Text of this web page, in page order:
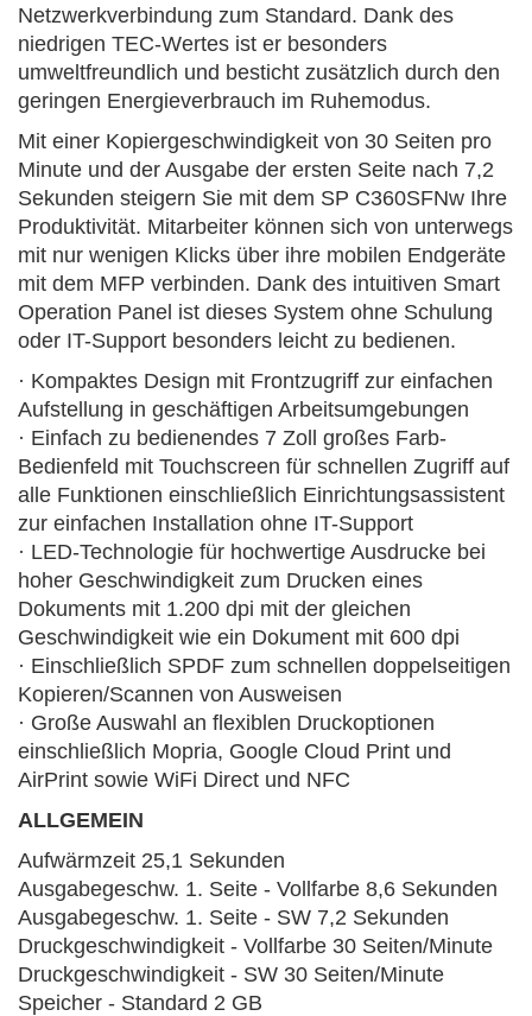
Netzwerkverbindung zum Standard. Dank des
niedrigen TEC-Wertes ist er besonders
umweltfreundlich und besticht zusätzlich durch den
geringen Energieverbrauch im Ruhemodus.
Mit einer Kopiergeschwindigkeit von 30 Seiten pro
Minute und der Ausgabe der ersten Seite nach 7,2
Sekunden steigern Sie mit dem SP C360SFNw Ihre
Produktivität. Mitarbeiter können sich von unterwegs
mit nur wenigen Klicks über ihre mobilen Endgeräte
mit dem MFP verbinden. Dank des intuitiven Smart
Operation Panel ist dieses System ohne Schulung
oder IT-Support besonders leicht zu bedienen.
· Kompaktes Design mit Frontzugriff zur einfachen
Aufstellung in geschäftigen Arbeitsumgebungen
· Einfach zu bedienendes 7 Zoll großes Farb-
Bedienfeld mit Touchscreen für schnellen Zugriff auf
alle Funktionen einschließlich Einrichtungsassistent
zur einfachen Installation ohne IT-Support
· LED-Technologie für hochwertige Ausdrucke bei
hoher Geschwindigkeit zum Drucken eines
Dokuments mit 1.200 dpi mit der gleichen
Geschwindigkeit wie ein Dokument mit 600 dpi
· Einschließlich SPDF zum schnellen doppelseitigen
Kopieren/Scannen von Ausweisen
· Große Auswahl an flexiblen Druckoptionen
einschließlich Mopria, Google Cloud Print und
AirPrint sowie WiFi Direct und NFC
ALLGEMEIN
Aufwärmzeit 25,1 Sekunden
Ausgabegeschw. 1. Seite - Vollfarbe 8,6 Sekunden
Ausgabegeschw. 1. Seite - SW 7,2 Sekunden
Druckgeschwindigkeit - Vollfarbe 30 Seiten/Minute
Druckgeschwindigkeit - SW 30 Seiten/Minute
Speicher - Standard 2 GB